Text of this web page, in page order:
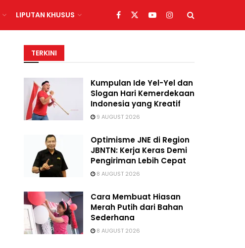
LIPUTAN KHUSUS
TERKINI
Kumpulan Ide Yel-Yel dan
Slogan Hari Kemerdekaan
Indonesia yang Kreatif
9 AUGUST 2026
Optimisme JNE di Region
JBNTN: Kerja Keras Demi
Pengiriman Lebih Cepat
8 AUGUST 2026
Cara Membuat Hiasan
Merah Putih dari Bahan
Sederhana
8 AUGUST 2026